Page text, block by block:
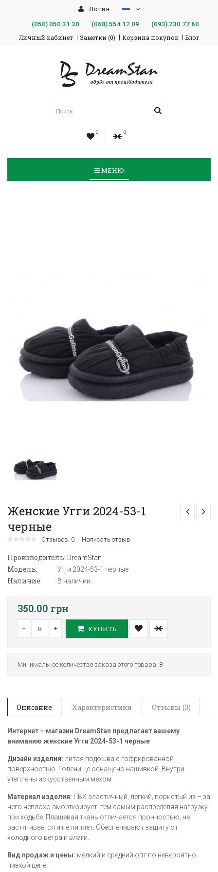
Логин
(050)050 31 30 (068)554 12 09 (093)230 77 60
Личный кабинет Заметки (0) Корзина покупок Блог
0 0
МЕНЮ
Женские Угги 2024-53-1
черные
Отзывов: 0 Написать отзыв
Производитель: DreamStan
Модель: Угги 2024-53-1 черные
Наличие: В наличии
350.00 грн
- + КУПИТЬ
Минимальное количество заказа этого товара: 8
Описание Характеристики Отзывы (0)
Интернет – магазин DreamStan предлагает вашему
вниманию женские Угги 2024-53-1 черные
Дизайн изделия: литая подошва с гофрированной
поверхностью. Голенище оснащено нашивкой. Внутри
утеплены искусственным мехом.
Материал изделия: ПВХ эластичный, легкий, пористый из – за
чего неплохо амортизирует, тем самым распределяя нагрузку
при ходьбе. Плащевая ткань отличается прочностью, не
растягивается и не линяет. Обеспечивают защиту от
холодного ветра и влаги.
Вид продаж и цены: мелкий и средний опт по невероятно
низкой цене.